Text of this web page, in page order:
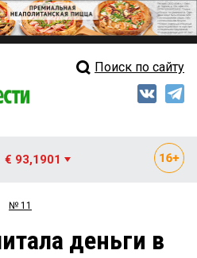
Свежий выпуск
Рейтинги
Поиск по сайту
€ 93,1901
№ 11
деньги в